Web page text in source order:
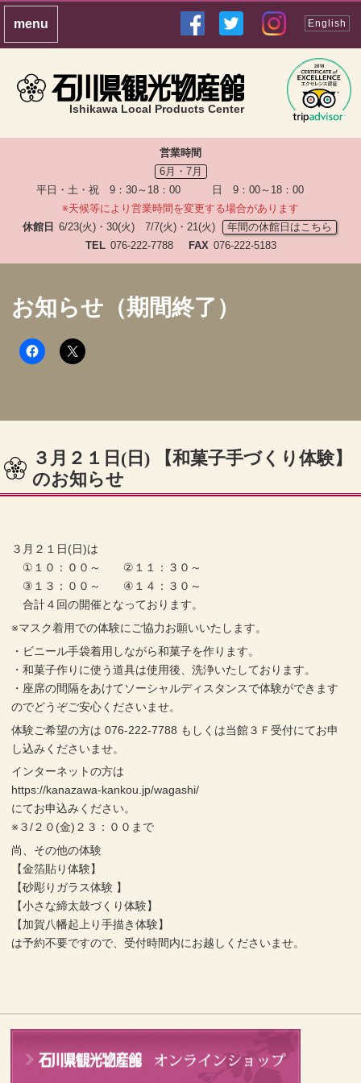
Ishikawa Local Products Center
English
営業時間
6月・7月
平日・土・祝 9：30～18：00 日 9：00～18：00
※天候等により営業時間を変更する場合があります
休館日 6/23(火)・30(火) 7/7(火)・21(火)
年間の休館日はこちら
TEL 076-222-7788 FAX 076-222-5183
お知らせ（期間終了）
３月２１日(日) 【和菓子手づくり体験】
のお知らせ
３月２１日(日)は
①１０：００～ ②１１：３０～
③１３：００～ ④１４：３０～
合計４回の開催となっております。
※マスク着用での体験にご協力お願いいたします。
・ビニール手袋着用しながら和菓子を作ります。
・和菓子作りに使う道具は使用後、洗浄いたしております。
・座席の間隔をあけてソーシャルディスタンスで体験ができます
のでどうぞご安心くださいませ。
体験ご希望の方は 076-222-7788 もしくは当館３Ｆ受付にてお申
し込みくださいませ。
インターネットの方は
https://kanazawa-kankou.jp/wagashi/
にてお申込みください。
※３/２０(金)２３：００まで
尚、その他の体験
【金箔貼り体験】
【砂彫りガラス体験 】
【小さな締太鼓づくり体験】
【加賀八幡起上り手描き体験】
は予約不要ですので、受付時間内にお越しくださいませ。